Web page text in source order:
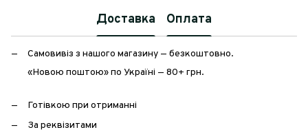
Доставка Оплата
Самовивіз з нашого магазину — безкоштовно.
«Новою поштою» по Україні — 80+ грн.
Готівкою при отриманні
За реквізитами